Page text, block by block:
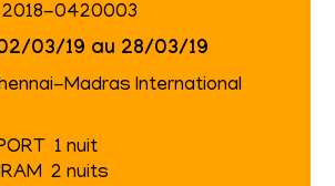
2018-0420003
03/19 au 28/03/19
Madras International
1 nuit
2 nuits